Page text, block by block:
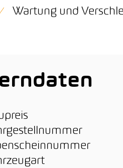
Wartung und